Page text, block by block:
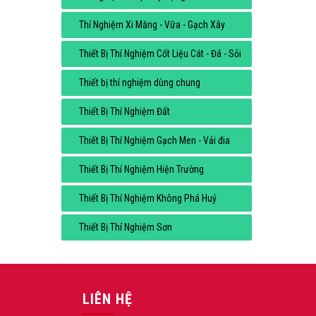
Thí Nghiệm Xi Măng - Vữa - Gạch Xây
Thiết Bị Thí Nghiệm Cốt Liệu Cát - Đá - Sỏi
Thiết bị thí nghiệm dùng chung
Thiết Bị Thí Nghiệm Đất
Thiết Bị Thí Nghiệm Gạch Men - Vải đia
Thiết Bị Thí Nghiệm Hiện Trường
Thiết Bị Thí Nghiệm Không Phá Huỷ
Thiết Bị Thí Nghiệm Sơn
LIÊN HỆ